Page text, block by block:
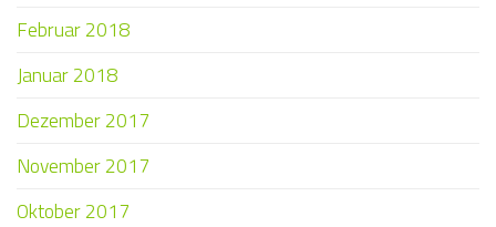
Februar 2018
Januar 2018
Dezember 2017
November 2017
Oktober 2017